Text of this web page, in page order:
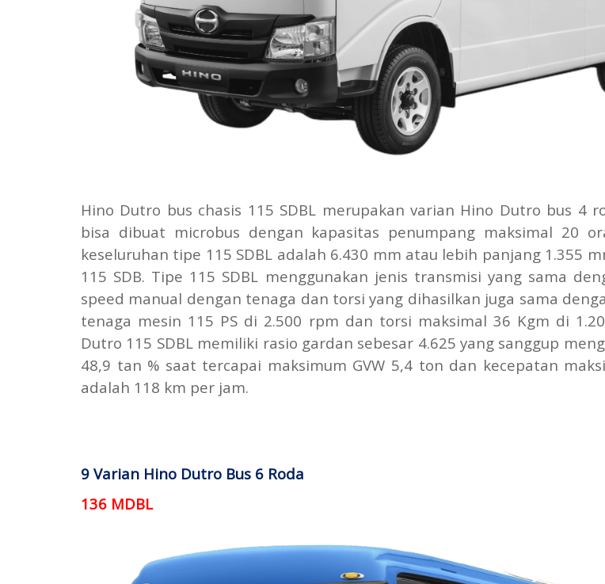
Hino Dutro bus chasis 115 SDBL merupakan varian Hino Dutro bus 4
bisa dibuat microbus dengan kapasitas penumpang maksimal 20
keseluruhan tipe 115 SDBL adalah 6.430 mm atau lebih panjang 1.355
115 SDB. Tipe 115 SDBL menggunakan jenis transmisi yang sama
speed manual dengan tenaga dan torsi yang dihasilkan juga sama
tenaga mesin 115 PS di 2.500 rpm dan torsi maksimal 36 Kgm di
Dutro 115 SDBL memiliki rasio gardan sebesar 4.625 yang sanggup
48,9 tan % saat tercapai maksimum GVW 5,4 ton dan kecepatan
adalah 118 km per jam.
9 Varian Hino Dutro Bus 6 Roda
136 MDBL